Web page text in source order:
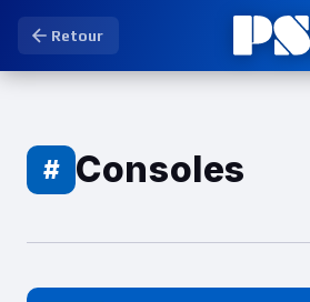
Retour
# Consoles